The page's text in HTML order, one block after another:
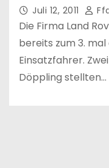
Juli 12, 2011
Die Firma Land
bereits zum 3.
Einsatzfahrer.
Döppling stellten…